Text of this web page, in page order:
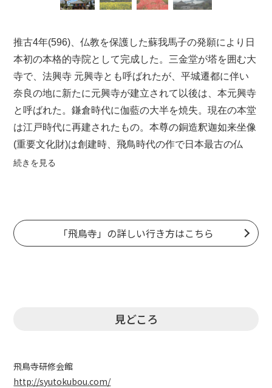
推古4年(596)、仏教を保護した蘇我馬子の発願により日
本初の本格的寺院として完成した。三金堂が塔を囲む大
寺で、法興寺 元興寺とも呼ばれたが、平城遷都に伴い
奈良の地に新たに元興寺が建立されて以後は、本元興寺
と呼ばれた。鎌倉時代に伽藍の大半を焼失。現在の本堂
は江戸時代に再建されたもの。本尊の銅造釈迦如来坐像
(重要文化財)は創建時、飛鳥時代の作で日本最古の仏
像。飛鳥大仏の名で親しまれる。寺の西側には
続きを見る
「飛鳥寺」の詳しい行き方はこちら
見どころ
飛鳥寺研修会館
http://syutokubou.com/